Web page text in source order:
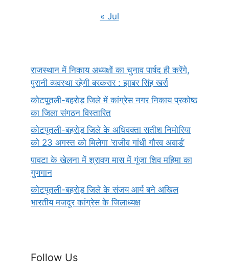
« Jul
राजस्थान में निकाय अध्यक्षों का चुनाव पार्षद ही करेंगे,
पुरानी व्यवस्था रहेगी बरकरार : झाबर सिंह खर्रा
कोटपूतली-बहरोड़ जिले में कांग्रेस नगर निकाय प्रकोष्ठ
का जिला संगठन विस्तारित
कोटपूतली-बहरोड़ जिले के अधिवक्ता सतीश निमोरिया
को 23 अगस्त को मिलेगा ‘राजीव गांधी गौरव अवार्ड’
पावटा के खेलना में श्रावण मास में गूंजा शिव महिमा का
गुणगान
कोटपूतली-बहरोड़ जिले के संजय आर्य बने अखिल
भारतीय मजदूर कांग्रेस के जिलाध्यक्ष
Follow Us